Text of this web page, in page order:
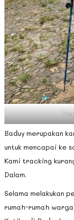
Baduy merupakan
untuk mencapai ke
Kami tracking
Dalam.
Selama melakukan
rumah-rumah